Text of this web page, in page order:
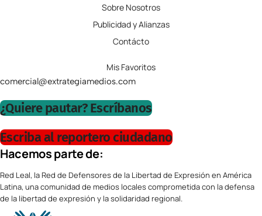
Sobre Nosotros
Publicidad y Alianzas
Contácto
Mis Favoritos
comercial@extrategiamedios.com
¿Quiere pautar? Escríbanos
Escriba al reportero ciudadano
Hacemos parte de:
Red Leal, la Red de Defensores de la Libertad de Expresión en América
Latina, una comunidad de medios locales comprometida con la defensa
de la libertad de expresión y la solidaridad regional.